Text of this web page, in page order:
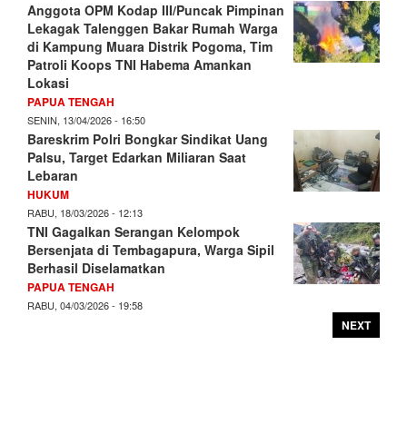
Anggota OPM Kodap III/Puncak Pimpinan
Lekagak Talenggen Bakar Rumah Warga
di Kampung Muara Distrik Pogoma, Tim
Patroli Koops TNI Habema Amankan
Lokasi
PAPUA TENGAH
SENIN, 13/04/2026 - 16:50
Bareskrim Polri Bongkar Sindikat Uang
Palsu, Target Edarkan Miliaran Saat
Lebaran
HUKUM
RABU, 18/03/2026 - 12:13
TNI Gagalkan Serangan Kelompok
Bersenjata di Tembagapura, Warga Sipil
Berhasil Diselamatkan
PAPUA TENGAH
RABU, 04/03/2026 - 19:58
NEXT